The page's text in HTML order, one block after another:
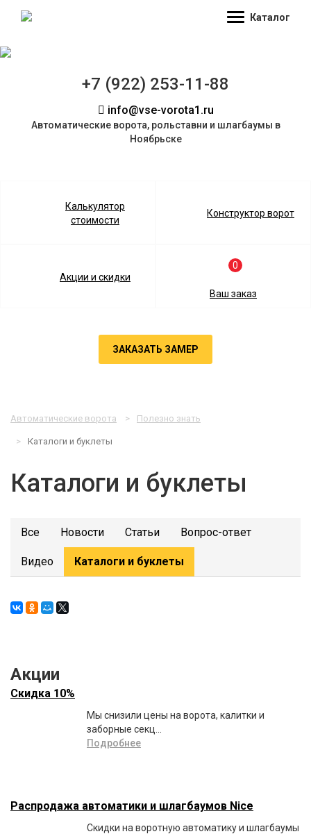
Каталог
+7 (922) 253-11-88
info@vse-vorota1.ru
Автоматические ворота, рольставни и шлагбаумы в
Ноябрьске
Калькулятор
стоимости
Конструктор ворот
Акции и скидки
0
Ваш заказ
ЗАКАЗАТЬ ЗАМЕР
Автоматические ворота Полезно знать
Каталоги и буклеты
Каталоги и буклеты
Все Новости Статьи Вопрос-ответ
Видео Каталоги и буклеты
Акции
Скидка 10%
Мы снизили цены на ворота, калитки и
заборные секц...
Подробнее
Распродажа автоматики и шлагбаумов Nice
Скидки на воротную автоматику и шлагбаумы